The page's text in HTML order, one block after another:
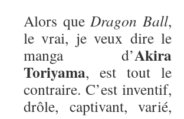
Alors queDragon Ball,
le vrai, je veux dire le
manga d’Akira
Toriyama, est tout le
contraire. C’est inventif,
drôle, captivant, varié,